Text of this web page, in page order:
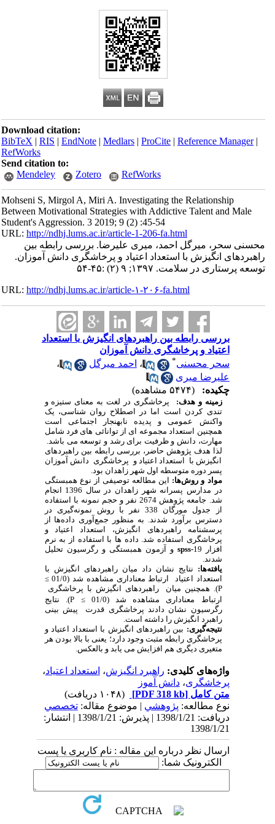
Download citation:
BibTeX|RIS|EndNote|Medlars|ProCite|Reference Manager
RefWorks
Send citation to:
Mendeley
Zotero RefWorks
Mohseni S, Mirgol A, Miri A. Investigating the Relationship
Between Motivational Strategies with Addictive Talent and Male
Student's Aggression. 3 2019; 9 (2) :45-54
URL:http://ndhj.lums.ac.ir/article-1-206-fa.html
محسنی سحر، میرگل احمد، میری علیرضا. بررسی رابطه بین
راهبردهای انگیزش با استعداد اعتیاد و پرخاشگری دانش آموزان.
توسعه پرستاری در سلامت. ۱۳۹۷; ۹ (۲) :۴۵-۵۴
URL:http://ndhj.lums.ac.ir/article-۱-۲۰۶-fa.html
بررسی رابطه بین راهبردهای انگیزش با استعداد
اعتیاد و پرخاشگری دانش آموزان
سحر محسنی
،احمد میرگل
،
علیرضا میری
چکیده:
زمینه و هدف: پرخاشگری در لغت به معنای ستیزه و
تندی کردن است اما در اصطلاح روان شناسی، یک
واکنش عمومی و پدیده نابهنجار اجتماعی است
همچنین استعداد مجموعه ای از توانائی های فرد شامل
مهارت، دانش و ظرفیت برای رشد و توسعه می باشد.
لذا هدف پژوهش حاضر، بررسی رابطه بین راهبردهای
انگیزش با استعداد اعتیاد و پرخاشگری دانش آموزان
پسر دوره متوسطه اول شهر زاهدان بود.
مواد و روش‌ها:این مطالعه توصیفی از نوع همبستگی
درمدارس پسرانه
شهر زاهدان در سال 1396 انجام
شد. جامعه پژوهش 2674 نفر و حجم نمونه با استفاده
از جدول مورگان 338 نفر با روش نمونه‌گیری در
دسترس برآورد شدند. به منظور جمع‌آوری داده‌ها از
پرسشنامه راهبردهای انگیزش، استعداد اعتیاد و
پرخاشگری استفاده شد. داده ها با استفاده از به نرم
افزار 19
spss-و آزمون همبستگی و رگرسیون تحلیل
شدند.
یافته‌ها:نتایج نشان داد میان راهبردهای انگیزش با
استعداد اعتیاد ارتباط معناداری مشاهده شد (01/0
≥
). همچنین میان راهبردهای انگیزش با پرخاشگری
ارتباط معناداری مشاهده شد (01/0
≥
P
). نتایج
رگرسیون نشان دادندپرخاشگری قدرت پیش بینی
راهبرد انگیزش را داشته‌ است.
نتیجه‌گیری:بینراهبردهای انگیزش با استعداد اعتیاد و
پرخاشگریرابطه مثبت وجود دارد؛ یعنی با بالا بودنهر
متغیری دیگری هم افزایش می یابد و بالعکس.
واژه‌های کلیدی:راهبرد انگیزش،استعداد اعتیاد،
پرخاشگری،دانش آموز
متن کامل[PDF 318 kb]
نوع مطالعه:پژوهشي| موضوع مقاله:تخصصي
دریافت: 1398/1/21 | پذیرش: 1398/1/21 | انتشار:
1398/1/21
ارسال نظر درباره این مقاله : نام کاربری یا پست
الکترونیک شما: